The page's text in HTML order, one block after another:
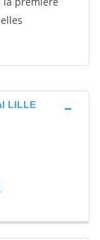
LILLE